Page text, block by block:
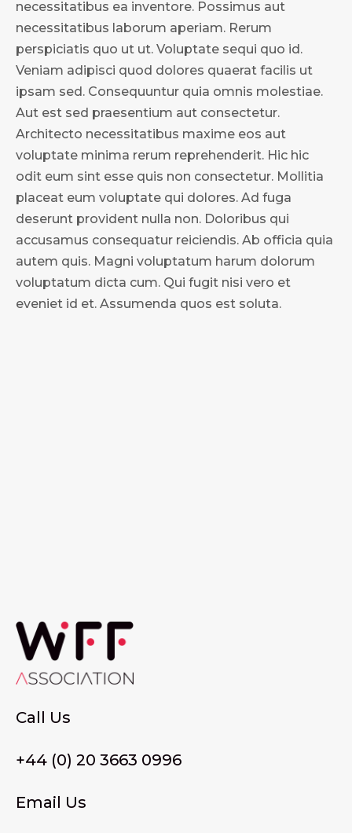
necessitatibus ea inventore. Possimus aut
necessitatibus laborum aperiam. Rerum
perspiciatis quo ut ut. Voluptate sequi quo id.
Veniam adipisci quod dolores quaerat facilis ut
ipsam sed. Consequuntur quia omnis molestiae.
Aut est sed praesentium aut consectetur.
Architecto necessitatibus maxime eos aut
voluptate minima rerum reprehenderit. Hic hic
odit eum sint esse quis non consectetur. Mollitia
placeat eum voluptate qui dolores. Ad fuga
deserunt provident nulla non. Doloribus qui
accusamus consequatur reiciendis. Ab officia quia
autem quis. Magni voluptatum harum dolorum
voluptatum dicta cum. Qui fugit nisi vero et
eveniet id et. Assumenda quos est soluta.
Call Us
+44 (0) 20 3663 0996
Email Us